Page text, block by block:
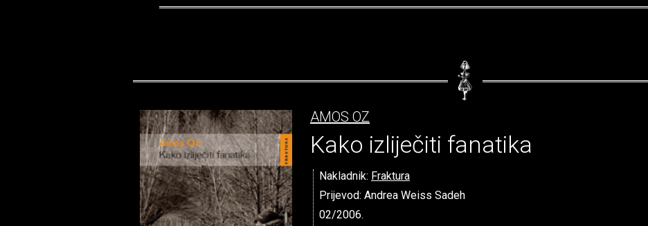
AMOS OZ
Kako izliječiti fanatika
Nakladnik: Fraktura
Prijevod: Andrea Weiss Sadeh
02/2006.